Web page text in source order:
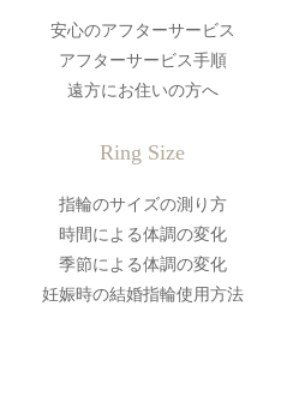
安心のアフターサービス
アフターサービス手順
遠方にお住いの方へ
Ring Size
指輪のサイズの測り方
時間による体調の変化
季節による体調の変化
妊娠時の結婚指輪使用方法